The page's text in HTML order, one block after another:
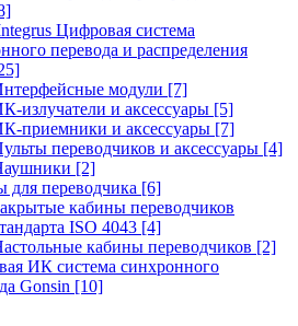
Цифровая система
перевода и распределения
модули [7]
излучатели и аксессуары [5]
приемники и аксессуары [7]
переводчиков и аксессуары [4]
[2]
для переводчика [6]
кабины переводчиков
ISO 4043 [4]
кабины переводчиков [2]
ИК система синхронного
Gonsin [10]